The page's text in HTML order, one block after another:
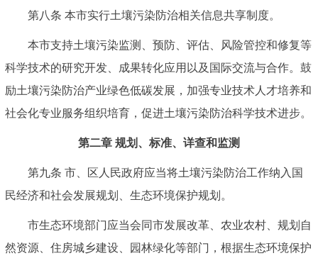
第八条 本市实行土壤污染防治相关信息共享制度。
本市支持土壤污染监测、预防、评估、风险管控和修复等
科学技术的研究开发、成果转化应用以及国际交流与合作。鼓
励土壤污染防治产业绿色低碳发展，加强专业技术人才培养和
社会化专业服务组织培育，促进土壤污染防治科学技术进步。
第二章 规划、标准、详查和监测
第九条 市、区人民政府应当将土壤污染防治工作纳入国
民经济和社会发展规划、生态环境保护规划。
市生态环境部门应当会同市发展改革、农业农村、规划自
然资源、住房城乡建设、园林绿化等部门，根据生态环境保护